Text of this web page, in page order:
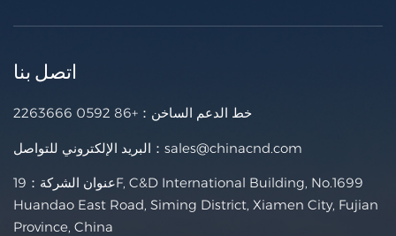
عن الطاقة على الفور.
اتصل بنا
خط الدعم الساخن： +86 0592 2263666
البريد الإلكتروني للتواصل： sales@chinacnd.com
عنوان الشركة：19F, C&D International Building, No.1699
Huandao East Road, Siming District, Xiamen City, Fujian
Province, China